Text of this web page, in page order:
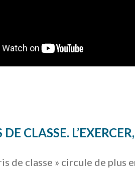
CLASSE.
de classe » circule de